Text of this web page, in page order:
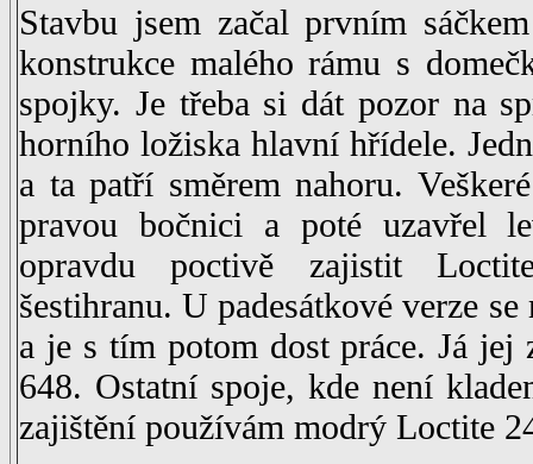
Stavbu jsem začal prvním
konstrukce malého rámu s
spojky. Je třeba si dát pozor na
horního ložiska hlavní hřídele.
a ta patří směrem nahoru.
pravou bočnici a poté uzavřel
opravdu poctivě zajistit
šestihranu. U padesátkové verze
a je s tím potom dost práce. Já
648. Ostatní spoje, kde není
zajištění používám modrý Loctite